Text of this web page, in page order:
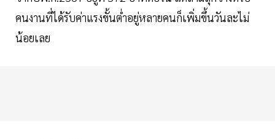
คนงานที่ได้รับค่าแรงขั้นต่ำอยู่หลายคนก็เพิ่มขึ้นวันละไม่
น้อยเลย